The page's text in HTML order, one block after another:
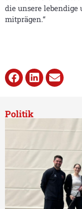
die unsere lebendige
mitprägen.“
Politik